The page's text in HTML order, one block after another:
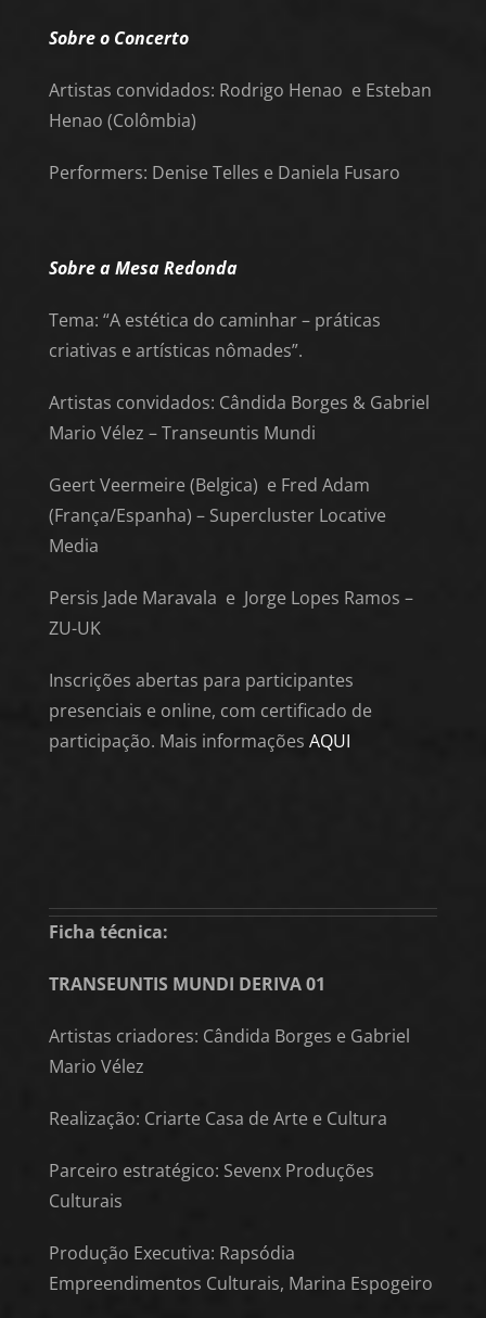
Sobre o Concerto
Artistas convidados: Rodrigo Henao e Esteban
Henao (Colômbia)
Performers: Denise Telles e Daniela Fusaro
Sobre a Mesa Redonda
Tema: “A estética do caminhar – práticas
criativas e artísticas nômades”.
Artistas convidados: Cândida Borges & Gabriel
Mario Vélez – Transeuntis Mundi
Geert Veermeire (Belgica) e Fred Adam
(França/Espanha) – Supercluster Locative
Media
Persis Jade Maravala e Jorge Lopes Ramos –
ZU-UK
Inscrições abertas para participantes
presenciais e online, com certificado de
participação. Mais informações AQUI
Ficha técnica:
TRANSEUNTIS MUNDI DERIVA 01
Artistas criadores: Cândida Borges e Gabriel
Mario Vélez
Realização: Criarte Casa de Arte e Cultura
Parceiro estratégico: Sevenx Produções
Culturais
Produção Executiva: Rapsódia
Empreendimentos Culturais, Marina Espogeiro